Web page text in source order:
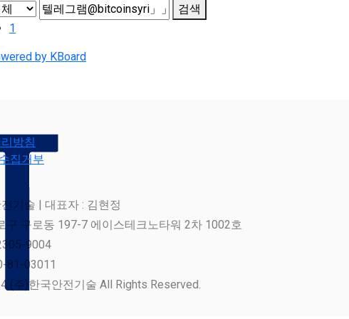
검색
1
by KBoard
방침
집거부
기술 | 대표자 : 김현정
구 구로동 197-7 에이스테크노타워 2차 1002호
9004
81-03011
(주)한국안전기술 All Rights Reserved.